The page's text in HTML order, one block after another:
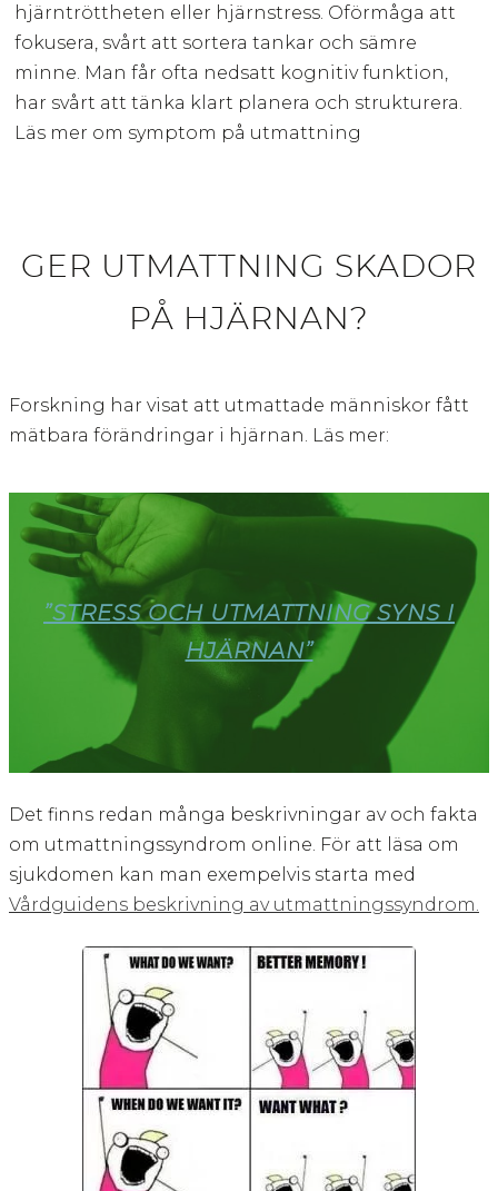
hjärntröttheten eller hjärnstress. Oförmåga att
fokusera, svårt att sortera tankar och sämre
minne. Man får ofta nedsatt kognitiv funktion,
har svårt att tänka klart planera och strukturera.
Läs mer om symptom på utmattning
GER UTMATTNING SKADOR
PÅ HJÄRNAN?
Forskning har visat att utmattade människor fått
mätbara förändringar i hjärnan. Läs mer:
”STRESS OCH UTMATTNING SYNS I
HJÄRNAN”
Det finns redan många beskrivningar av och fakta
om utmattningssyndrom online. För att läsa om
sjukdomen kan man exempelvis starta med
Vårdguidens beskrivning av utmattningssyndrom.